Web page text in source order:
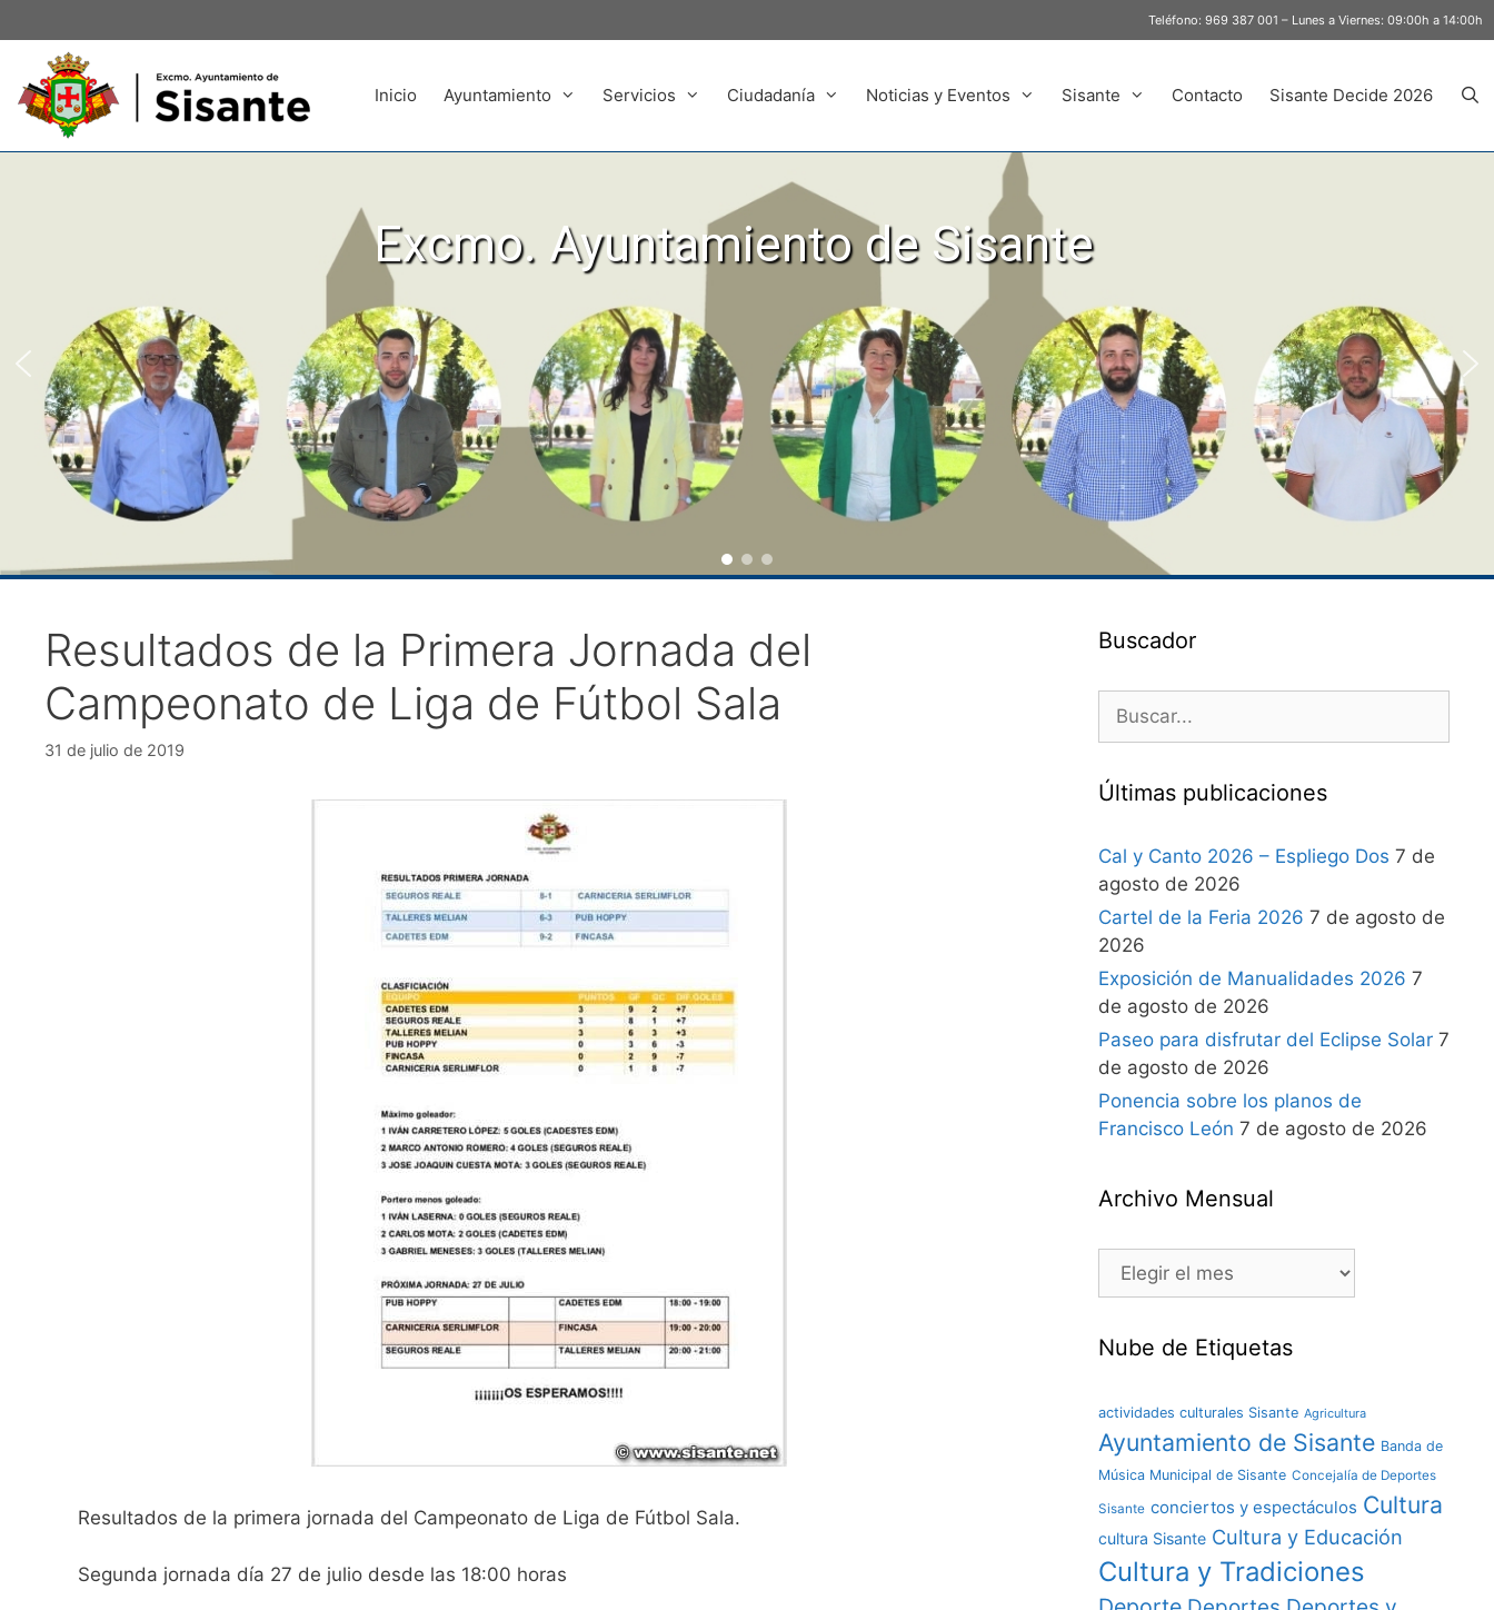
Teléfono: 969 387 001 – Lunes a Viernes: 09:00h a 14:00h
Inicio Ayuntamiento Servicios Ciudadanía Noticias y Eventos Sisante Contacto Sisante Decide 2026
Excmo. Ayuntamiento de Sisante
Resultados de la Primera Jornada del
Campeonato de Liga de Fútbol Sala
31 de julio de 2019
Resultados de la primera jornada del Campeonato de Liga de Fútbol Sala.
Segunda jornada día 27 de julio desde las 18:00 horas
Buscador
Últimas publicaciones
Cal y Canto 2026 – Espliego Dos 7 de
agosto de 2026
Cartel de la Feria 2026 7 de agosto de
2026
Exposición de Manualidades 2026 7
de agosto de 2026
Paseo para disfrutar del Eclipse Solar 7
de agosto de 2026
Ponencia sobre los planos de
Francisco León 7 de agosto de 2026
Archivo Mensual
Nube de Etiquetas
actividades culturales Sisante Agricultura
Ayuntamiento de Sisante Banda de
Música Municipal de Sisante Concejalía de Deportes
Sisante conciertos y espectáculos Cultura
cultura Sisante Cultura y Educación
Cultura y Tradiciones